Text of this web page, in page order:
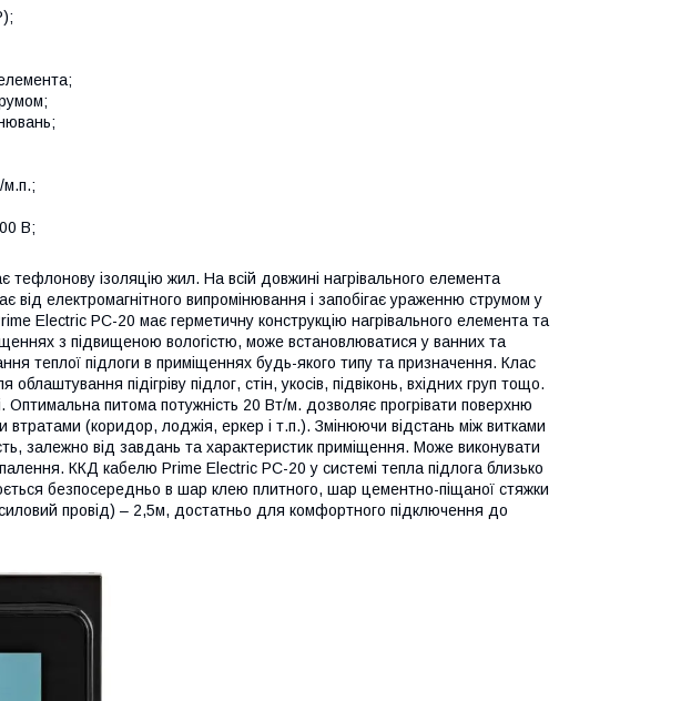
м.п.;
В;
тефлонову ізоляцію жил. На всій довжині нагрівального елемента
від електромагнітного випромінювання і запобігає ураженню струмом у
Electric PC-20 має герметичну конструкцію нагрівального елемента та
з підвищеною вологістю, може встановлюватися у ванних та
теплої підлоги в приміщеннях будь-якого типу та призначення. Клас
підігріву підлог, стін, укосів, підвіконь, вхідних груп тощо.
Оптимальна питома потужність 20 Вт/м. дозволяє прогрівати поверхню
втратами (коридор, лоджія, еркер і т.п.). Змінюючи відстань між витками
залежно від завдань та характеристик приміщення. Може виконувати
ККД кабелю Prime Electric PC-20 у системі тепла підлога близько
безпосередньо в шар клею плитного, шар цементно-піщаної стяжки
провід) – 2,5м, достатньо для комфортного підключення до